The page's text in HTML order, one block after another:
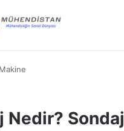
Makine
Nedir? Sondaj